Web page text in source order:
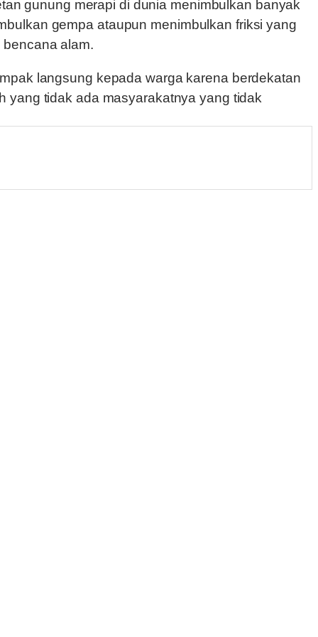
gunung merapi di dunia menimbulkan banyak
gempa ataupun menimbulkan friksi yang
alam.
langsung kepada warga karena berdekatan
yang tidak ada masyarakatnya yang tidak